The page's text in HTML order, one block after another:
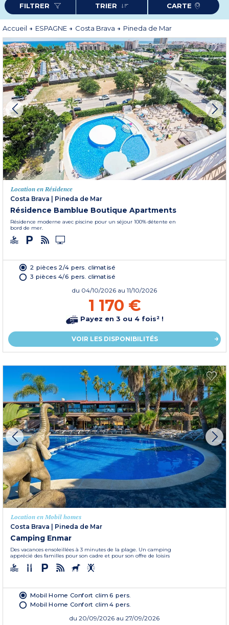
restaurants de la ville pour goûter aux spécialités locales à base de poisson,
légumes et huile d'olive (paella, coques catalanes, pain frotté de tomate,
sauce romesco...). À Pineda de Mar (Résidence Bamblue Boutique
Apartments), toutes les conditions sont réunies pour passer un agréable
séjour en famille, en amoureux, en solo ou entre amis.
FILTRER TRIER CARTE
Accueil ESPAGNE Costa Brava Pineda de Mar
Location en Résidence
Costa Brava
Pineda de Mar
Résidence Bamblue Boutique Apartments
Résidence moderne avec piscine pour un séjour 100% détente en
bord de mer.
2 pièces 2/4 pers. climatisé
3 pièces 4/6 pers. climatisé
du 04/10/2026 au 11/10/2026
1 170 €
Payez en 3 ou 4 fois² !
VOIR LES DISPONIBILITÉS
Location en Mobil homes
Costa Brava
Pineda de Mar
Camping Enmar
Des vacances ensoleillées à 3 minutes de la plage. Un camping
apprécié des familles pour son cadre et pour son offre de loisirs
Mobil Home Confort clim 6 pers.
Mobil Home Confort clim 4 pers.
du 20/09/2026 au 27/09/2026